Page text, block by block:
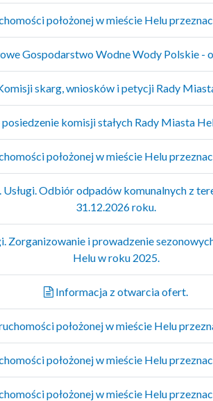
położonej w mieście Helu
Gospodarstwo Wodne Wody Polskie -
skarg, wniosków i petycji Rady
komisji stałych Rady Miasta
położonej w mieście Helu
Odbiór odpadów komunalnych z
31.12.2026 roku.
Zorganizowanie i prowadzenie
Helu w roku 2025.
Informacja z otwarcia ofert.
położonej w mieście Helu
położonej w mieście Helu
położonej w mieście Helu